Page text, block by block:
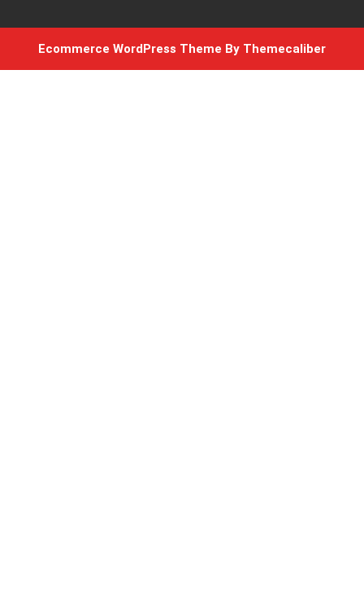
Ecommerce WordPress Theme By Themecaliber